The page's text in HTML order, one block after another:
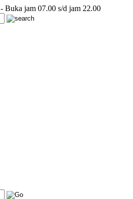
- Buka jam 07.00 s/d jam 22.00